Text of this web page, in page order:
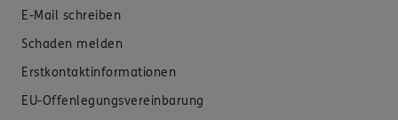
E-Mail schreiben
Schaden melden
Erstkontaktinformationen
EU-Offenlegungsvereinbarung